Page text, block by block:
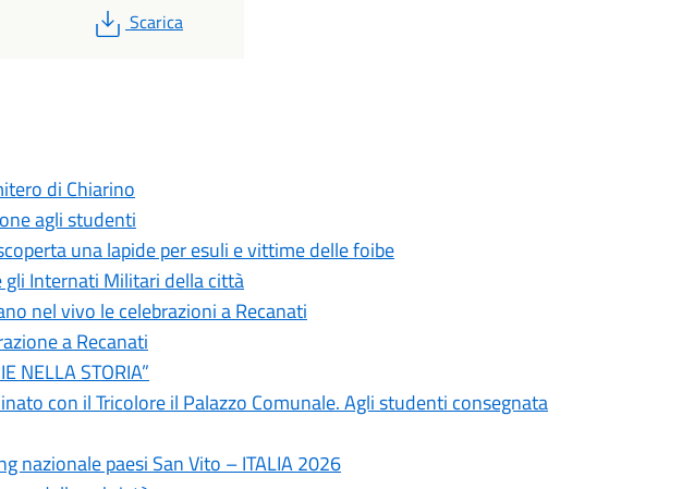
PDF
Scarica
di Chiarino
agli studenti
una lapide per esuli e vittime delle foibe
gli Internati Militari della città
nel vivo le celebrazioni a Recanati
a Recanati
NELLA STORIA”
con il Tricolore il Palazzo Comunale. Agli studenti consegnata
nazionale paesi San Vito – ITALIA 2026